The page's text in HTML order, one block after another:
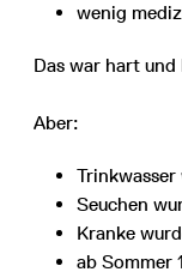
wenig
Das war hart und
Aber:
Seuchen
Kranke
ab Sommer